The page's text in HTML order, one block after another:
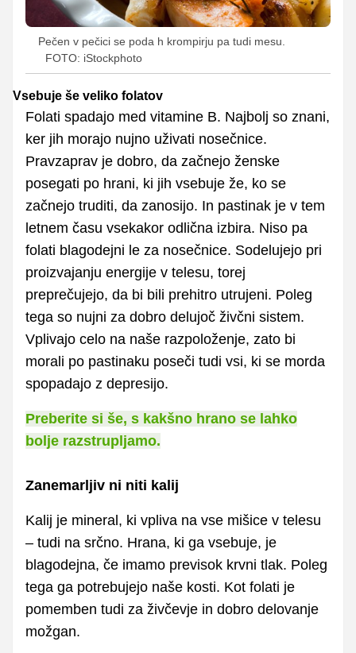
Pečen v pečici se poda h krompirju pa tudi mesu.
FOTO: iStockphoto
Vsebuje še veliko folatov
Folati spadajo med vitamine B. Najbolj so znani,
ker jih morajo nujno uživati nosečnice.
Pravzaprav je dobro, da začnejo ženske
posegati po hrani, ki jih vsebuje že, ko se
začnejo truditi, da zanosijo. In pastinak je v tem
letnem času vsekakor odlična izbira. Niso pa
folati blagodejni le za nosečnice. Sodelujejo pri
proizvajanju energije v telesu, torej
preprečujejo, da bi bili prehitro utrujeni. Poleg
tega so nujni za dobro delujoč živčni sistem.
Vplivajo celo na naše razpoloženje, zato bi
morali po pastinaku poseči tudi vsi, ki se morda
spopadajo z depresijo.
Preberite si še, s kakšno hrano se lahko
bolje razstrupljamo.
Zanemarljiv ni niti kalij
Kalij je mineral, ki vpliva na vse mišice v telesu
– tudi na srčno. Hrana, ki ga vsebuje, je
blagodejna, če imamo previsok krvni tlak. Poleg
tega ga potrebujejo naše kosti. Kot folati je
pomemben tudi za živčevje in dobro delovanje
možgan.